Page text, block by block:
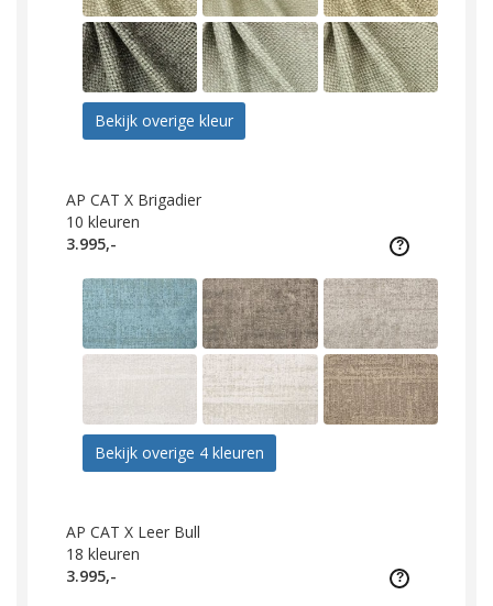
Bekijk overige kleur
AP CAT X Brigadier
10 kleuren
3.995,-
Bekijk overige 4 kleuren
AP CAT X Leer Bull
18 kleuren
3.995,-